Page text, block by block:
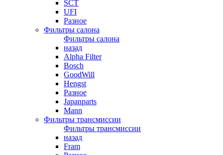
SCT
UFI
Разное
Фильтры салона
Фильтры салона
назад
Alpha Filter
Bosch
GoodWill
Hengst
Разное
Japanparts
Mann
Фильтры трансмиссии
Фильтры трансмиссии
назад
Fram